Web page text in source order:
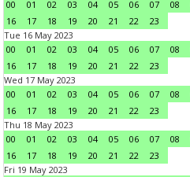
00 01 02 03 04 05 06 07 08
16
17 18 19 20 21 22
23
Tue 16 May 2023
00
01 02 03 04 05 06 07 08
16
17 18 19 20 21 22
23
Wed 17 May 2023
00
01 02 03 04 05 06 07 08
16
17 18 19 20 21 22
23
Thu 18 May 2023
00
01 02 03 04 05 06 07 08
16
17 18 19 20 21 22
23
Fri 19 May 2023